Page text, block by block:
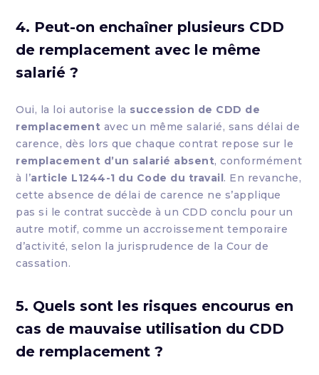
4. Peut-on enchaîner plusieurs CDD
de remplacement avec le même
salarié ?
Oui, la loi autorise la succession de CDD de
remplacement avec un même salarié, sans délai de
carence, dès lors que chaque contrat repose sur le
remplacement d’un salarié absent, conformément
à l’article L1244-1 du Code du travail. En revanche,
cette absence de délai de carence ne s’applique
pas si le contrat succède à un CDD conclu pour un
autre motif, comme un accroissement temporaire
d’activité, selon la jurisprudence de la Cour de
cassation.
5. Quels sont les risques encourus en
cas de mauvaise utilisation du CDD
de remplacement ?